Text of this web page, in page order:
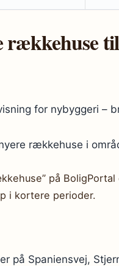
til
for nybyggeri –
rækkehuse i
på
i kortere perioder.
på Spaniensvej,